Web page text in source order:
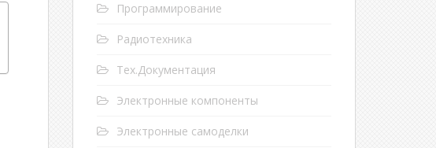
Программирование
Радиотехника
Тех.Документация
Электронные компоненты
Электронные самоделки